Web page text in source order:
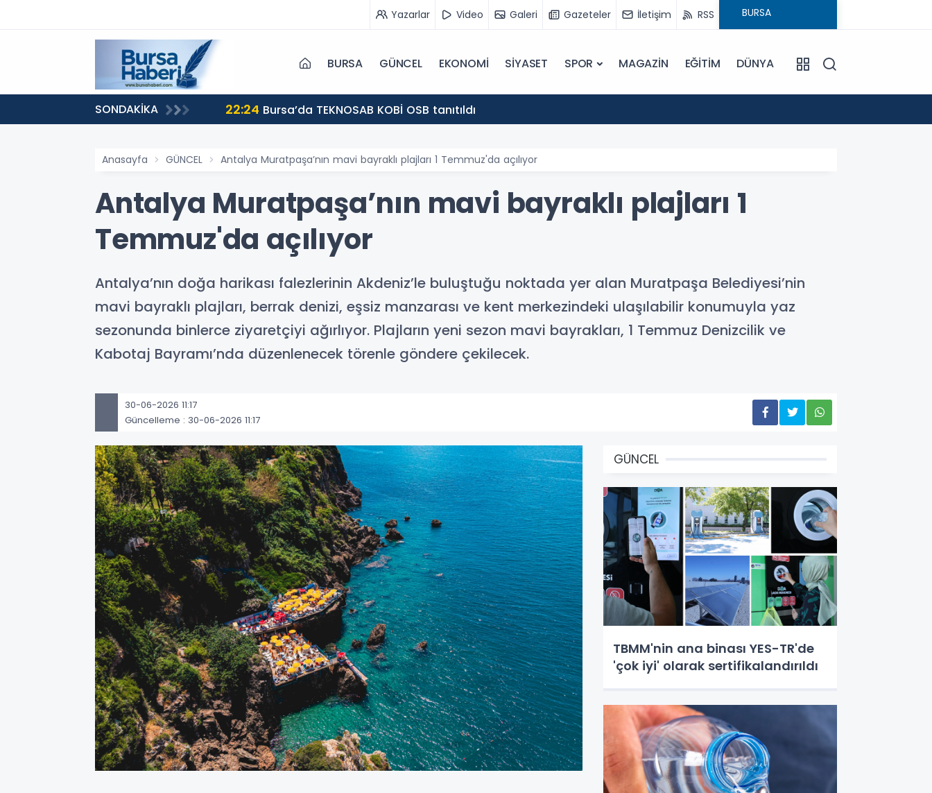
Yazarlar Video Galeri Gazeteler İletişim RSS
BURSA GÜNCEL EKONOMİ SİYASET SPOR MAGAZİN EĞİTİM DÜNYA
SONDAKİKA 22:24 Bursa’da TEKNOSAB KOBİ OSB tanıtıldı
Anasayfa GÜNCEL Antalya Muratpaşa’nın mavi bayraklı plajları 1 Temmuz'da açılıyor
Antalya Muratpaşa’nın mavi bayraklı plajları 1
Temmuz'da açılıyor
Antalya’nın doğa harikası falezlerinin Akdeniz’le buluştuğu noktada yer alan Muratpaşa Belediyesi’nin
mavi bayraklı plajları, berrak denizi, eşsiz manzarası ve kent merkezindeki ulaşılabilir konumuyla yaz
sezonunda binlerce ziyaretçiyi ağırlıyor. Plajların yeni sezon mavi bayrakları, 1 Temmuz Denizcilik ve
Kabotaj Bayramı’nda düzenlenecek törenle göndere çekilecek.
30-06-2026 11:17
Güncelleme : 30-06-2026 11:17
GÜNCEL
TBMM'nin ana binası YES-TR'de
'çok iyi' olarak sertifikalandırıldı